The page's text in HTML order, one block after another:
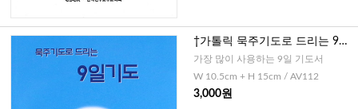
†가톨릭 묵주기도로 드리는 9일
기도(소)
가장 많이 사용하는 9일 기도서
W 10.5cm + H 15cm / AV112
3,000원